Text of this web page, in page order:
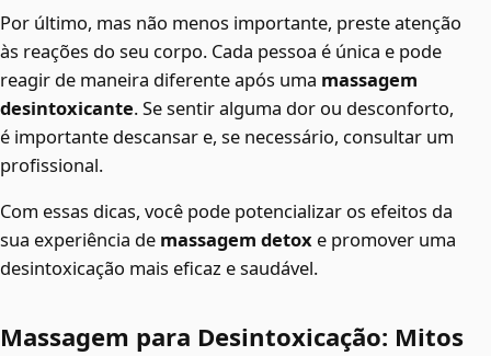
Por último, mas não menos importante, preste atenção
às reações do seu corpo. Cada pessoa é única e pode
reagir de maneira diferente após uma massagem
desintoxicante. Se sentir alguma dor ou desconforto,
é importante descansar e, se necessário, consultar um
profissional.
Com essas dicas, você pode potencializar os efeitos da
sua experiência de massagem detox e promover uma
desintoxicação mais eficaz e saudável.
Massagem para Desintoxicação: Mitos